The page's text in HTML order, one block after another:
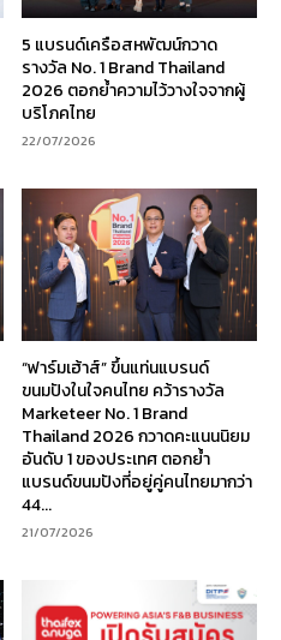
5 แบรนด์เครือสหพัฒน์กวาด
รางวัล No. 1 Brand Thailand
2026 ตอกย้ำความไว้วางใจจากผู้
บริโภคไทย
22/07/2026
“ฟาร์มเฮ้าส์” ขึ้นแท่นแบรนด์
ขนมปังในใจคนไทย คว้ารางวัล
Marketeer No. 1 Brand
Thailand 2026 กวาดคะแนนนิยม
อันดับ 1 ของประเทศ ตอกย้ำ
แบรนด์ขนมปังที่อยู่คู่คนไทยมากว่า
44...
21/07/2026